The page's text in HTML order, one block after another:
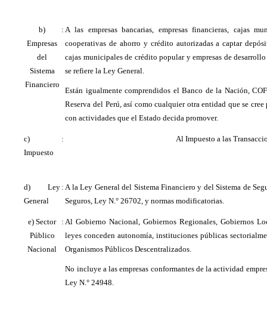
b)
Empresas
del
Sistema
Financiero
: A las empresas bancarias, empresas financieras, cajas
cooperativas de ahorro y crédito autorizadas a captar
cajas municipales de crédito popular y empresas de
se refiere la Ley General.
Están igualmente comprendidos el Banco de la Nación,
Reserva del Perú, así como cualquier otra entidad que se
con actividades que el Estado decida promover.
c)
Impuesto
: Al Impuesto a las
d) Ley
General
: A la Ley General del Sistema Financiero y del Sistema de
Seguros, Ley N.° 26702, y normas modificatorias.
e) Sector
Público
Nacional
: Al Gobierno Nacional, Gobiernos Regionales, Gobiernos
leyes conceden autonomía, instituciones públicas
Organismos Públicos Descentralizados.
No incluye a las empresas conformantes de la actividad
Ley N.° 24948.